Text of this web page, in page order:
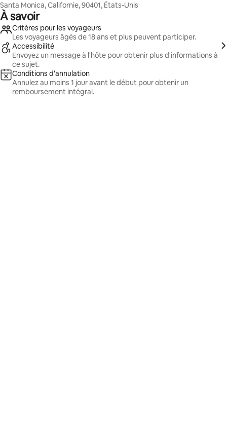
Santa Monica, Californie, 90401, États-Unis
À savoir
Critères pour les voyageurs
Les voyageurs âgés de 18 ans et plus peuvent participer.
Accessibilité
Envoyez un message à l'hôte pour obtenir plus d'informations à
ce sujet.
Conditions d'annulation
Annulez au moins 1 jour avant le début pour obtenir un
remboursement intégral.